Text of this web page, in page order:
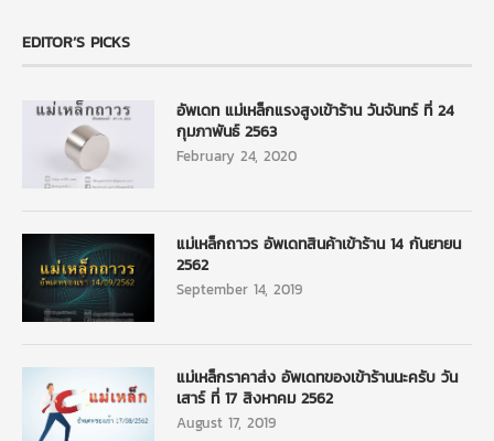
EDITOR’S PICKS
อัพเดท แม่เหล็กแรงสูงเข้าร้าน วันจันทร์ ที่ 24
กุมภาพันธ์ 2563
February 24, 2020
แม่เหล็กถาวร อัพเดทสินค้าเข้าร้าน 14 กันยายน
2562
September 14, 2019
แม่เหล็กราคาส่ง อัพเดทของเข้าร้านนะครับ วัน
เสาร์ ที่ 17 สิงหาคม 2562
August 17, 2019